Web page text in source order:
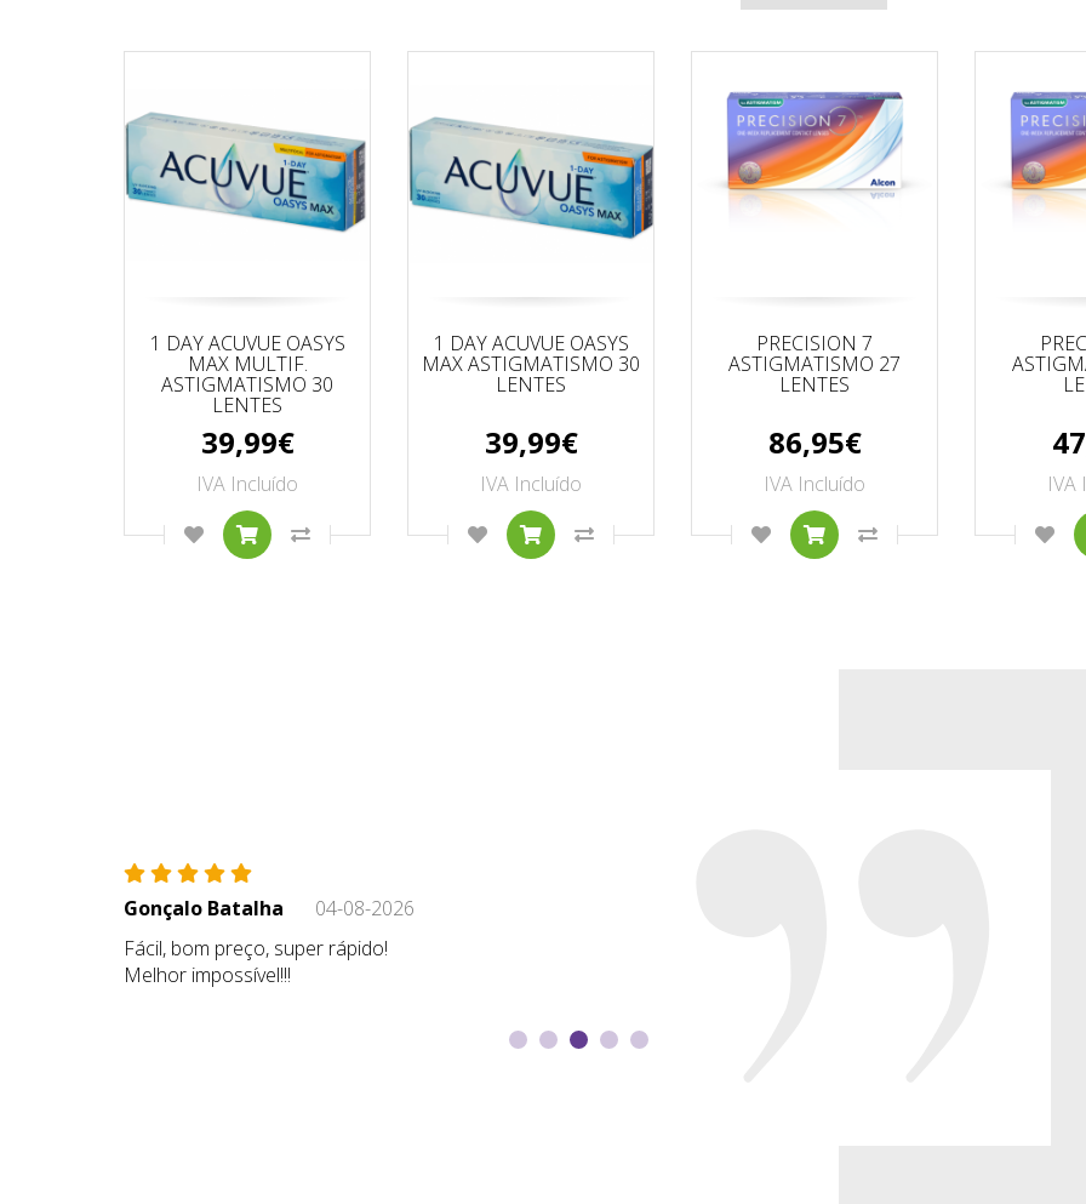
1 DAY ACUVUE OASYS
MAX MULTIF.
ASTIGMATISMO 30
LENTES
39,99€
IVA Incluído
ADICIONAR À LISTA DE DESEJOS
COMPRARCOMPARAR ESTE PRODUTO
1 DAY ACUVUE OASYS
MAX ASTIGMATISMO 30
LENTES
39,99€
IVA Incluído
ADICIONAR À LISTA DE DESEJOS
COMPRARCOMPARAR ESTE PRODUTO
PRECISION 7
ASTIGMATISMO 27
LENTES
86,95€
IVA Incluído
ADICIONAR À LISTA DE DESEJOS
COMPRARCOMPARAR ESTE
IVA
Gonçalo Batalha
04-08-2026
Fácil, bom preço, super rápido!
Melhor impossível!!!
Sou